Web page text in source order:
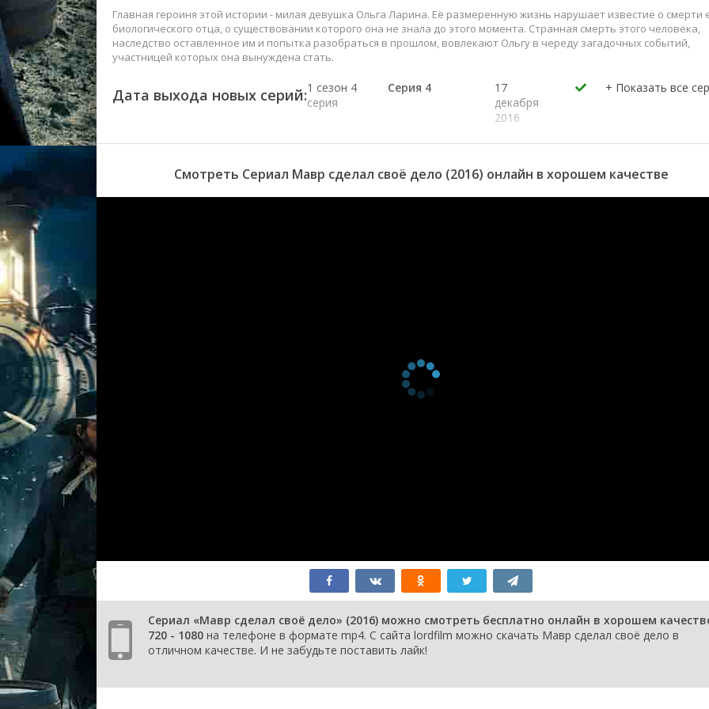
Главная героиня этой истории - милая девушка Ольга Ларина. Её размеренную жизнь нарушает известие о смерти
биологического отца, о существовании которого она не знала до этого момента. Странная смерть этого человека,
наследство оставленное им и попытка разобраться в прошлом, вовлекают Ольгу в череду загадочных событий,
участницей которых она вынуждена стать.
Дата выхода новых серий:1 сезон 4
серия
Серия 4
17
декабря
2016
серия
декабря
1 сезон 2
Серия 2
17
Смотреть Сериал Мавр сделал своё дело (2016) онлайн в хорошем качестве
Сериал «Мавр сделал своё дело» (2016) можно смотреть бесплатно онлайн в хорошем
720 - 1080 на телефоне в формате mp4. С сайта lordfilm можно скачать Мавр сделал своё дело в
отличном качестве. И не забудьте поставить лайк!